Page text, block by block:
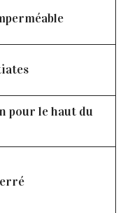
pour le haut du